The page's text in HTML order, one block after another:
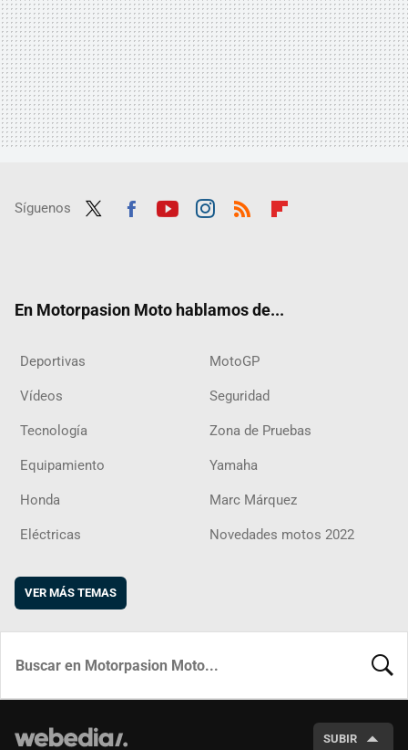
Síguenos
En Motorpasion Moto hablamos de...
Deportivas MotoGP
Vídeos Seguridad
Tecnología Zona de Pruebas
Equipamiento Yamaha
Honda Marc Márquez
Eléctricas Novedades motos 2022
VER MÁS TEMAS
SUBIR